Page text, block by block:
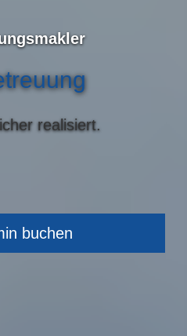
realisiert.
buchen